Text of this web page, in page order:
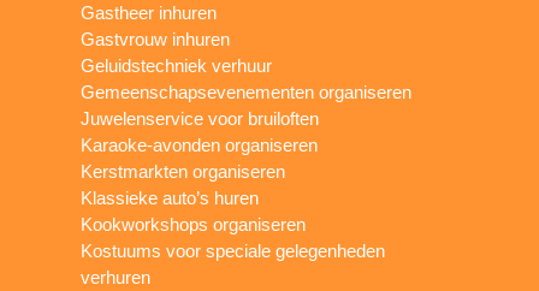
Gastheer inhuren
Gastvrouw inhuren
Geluidstechniek verhuur
Gemeenschapsevenementen organiseren
Juwelenservice voor bruiloften
Karaoke-avonden organiseren
Kerstmarkten organiseren
Klassieke auto’s huren
Kookworkshops organiseren
Kostuums voor speciale gelegenheden
verhuren